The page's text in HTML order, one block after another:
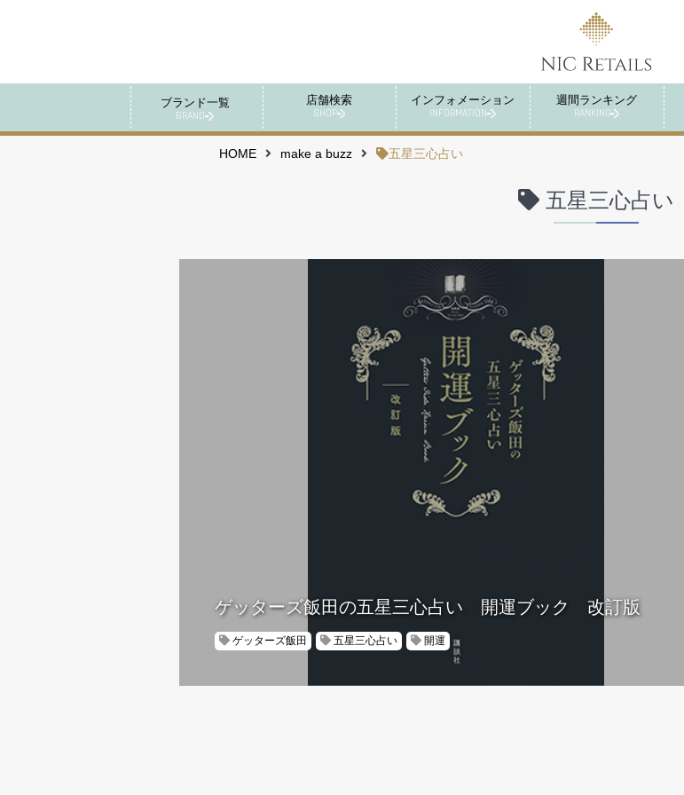
ブランド一覧
BRAND
店舗検索
SHOP
インフォメーション
INFORMATION
週間ランキング
RANKING
HOME make a buzz 五星三心占い
五星三心占い
ゲッターズ飯田の五星三心占い 開運ブック 改訂版
ゲッターズ飯田 五星三心占い 開運